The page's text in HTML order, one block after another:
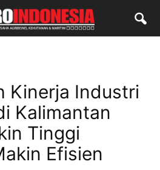
Kinerja Industri
Kalimantan
Tinggi
Efisien